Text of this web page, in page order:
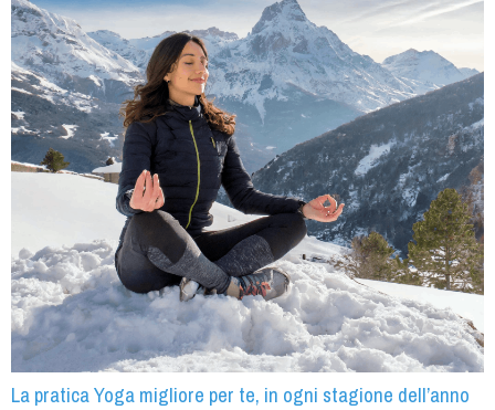
La pratica Yoga migliore per te, in ogni stagione dell’anno